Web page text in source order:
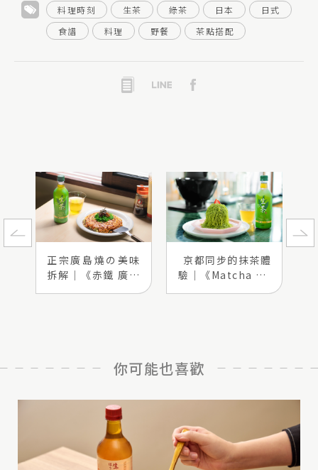
料理時刻 生茶 綠茶 日本
日式
食譜
料理 野餐 茶點搭配
正宗廣島燒の美味
拆解｜《赤鐵 廣島
京都同步的抹茶體
驗｜《Matcha On
你可能也喜歡